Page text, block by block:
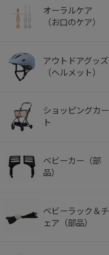
オーラルケア
（お口のケア）
アウトドアグッズ
（ヘルメット）
ショッピングカー
ト
ベビーカー（部
品）
ベビーラック＆チ
ェア（部品）